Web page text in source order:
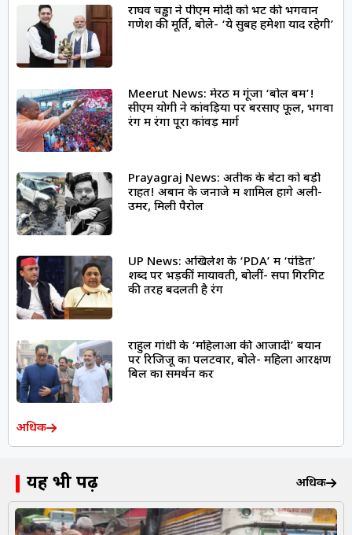
राघव चड्ढा ने पीएम मोदी को भेंट की भगवान
गणेश की मूर्ति, बोले- ‘ये सुबह हमेशा याद रहेगी’
Meerut News: मेरठ में गूंजा ‘बोल बम’!
सीएम योगी ने कांवड़ियों पर बरसाए फूल, भगवा
रंग में रंगा पूरा कांवड़ मार्ग
Prayagraj News: अतीक के बेटों को बड़ी
राहत! अबान के जनाजे में शामिल होंगे अली-
उमर, मिली पैरोल
UP News: अखिलेश के ‘PDA’ में ‘पंडित’
शब्द पर भड़कीं मायावती, बोलीं- सपा गिरगिट
की तरह बदलती है रंग
राहुल गांधी के ‘महिलाओं की आजादी’ बयान
पर रिजिजू का पलटवार, बोले- महिला आरक्षण
बिल का समर्थन करें
अधिक
यह भी पढ़ें अधिक